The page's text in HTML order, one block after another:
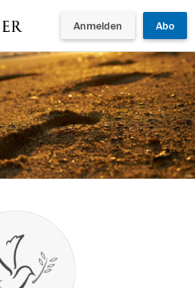
Anmelden Abo